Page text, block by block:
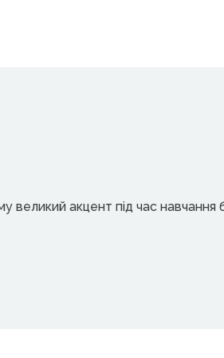
великий акцент під час навчання